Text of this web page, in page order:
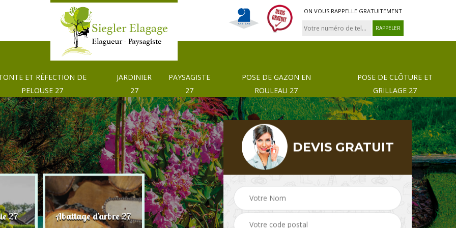
ON VOUS RAPPELLE GRATUITEMENT
ET RÉFECTION DE
PELOUSE 27
JARDINIER
27
PAYSAGISTE
27
POSE DE GAZON EN
ROULEAU 27
POSE DE CLÔTURE ET
GRILLAGE 27
27 Abattage d'arbre 27 Tonte et réfection de
pelouse 27 Paysagiste 27 Pose de gazon en
rouleau 27
DEVIS GRATUIT